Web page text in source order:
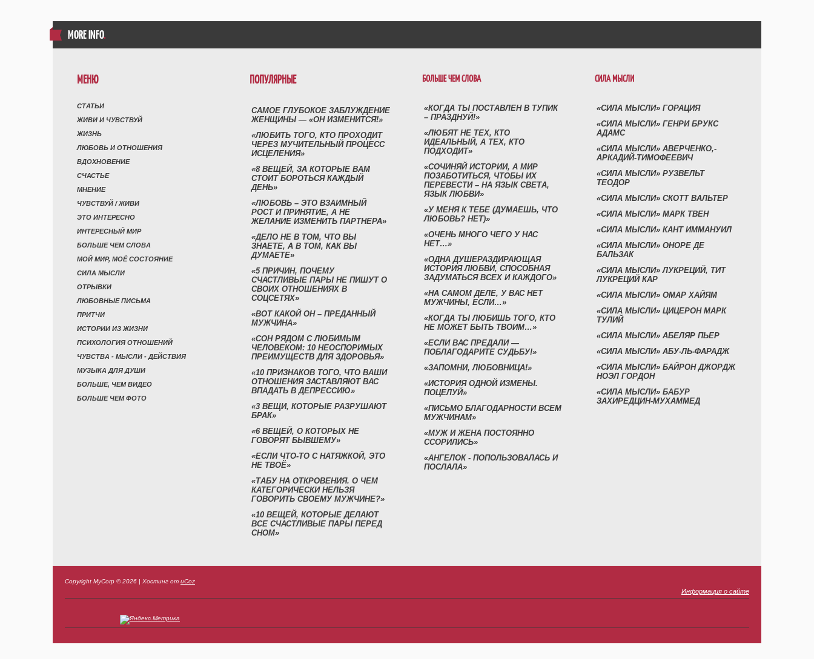
MORE INFO.
МЕНЮ
СТАТЬИ
ЖИВИ И ЧУВСТВУЙ
ЖИЗНЬ
ЛЮБОВЬ И ОТНОШЕНИЯ
ВДОХНОВЕНИЕ
СЧАСТЬЕ
МНЕНИЕ
ЧУВСТВУЙ / ЖИВИ
ЭТО ИНТЕРЕСНО
ИНТЕРЕСНЫЙ МИР
БОЛЬШЕ ЧЕМ СЛОВА
МОЙ МИР, МОЁ СОСТОЯНИЕ
СИЛА МЫСЛИ
ОТРЫВКИ
ЛЮБОВНЫЕ ПИСЬМА
ПРИТЧИ
ИСТОРИИ ИЗ ЖИЗНИ
ПСИХОЛОГИЯ ОТНОШЕНИЙ
ЧУВСТВА - МЫСЛИ - ДЕЙСТВИЯ
МУЗЫКА ДЛЯ ДУШИ
БОЛЬШЕ, ЧЕМ ВИДЕО
БОЛЬШЕ ЧЕМ ФОТО
ПОПУЛЯРНЫЕ
САМОЕ ГЛУБОКОЕ ЗАБЛУЖДЕНИЕ
ЖЕНЩИНЫ — «ОН ИЗМЕНИТСЯ!»
«ЛЮБИТЬ ТОГО, КТО ПРОХОДИТ
ЧЕРЕЗ МУЧИТЕЛЬНЫЙ ПРОЦЕСС
ИСЦЕЛЕНИЯ»
«8 ВЕЩЕЙ, ЗА КОТОРЫЕ ВАМ
СТОИТ БОРОТЬСЯ КАЖДЫЙ
ДЕНЬ»
«ЛЮБОВЬ – ЭТО ВЗАИМНЫЙ
РОСТ И ПРИНЯТИЕ, А НЕ
ЖЕЛАНИЕ ИЗМЕНИТЬ ПАРТНЕРА»
«ДЕЛО НЕ В ТОМ, ЧТО ВЫ
ЗНАЕТЕ, А В ТОМ, КАК ВЫ
ДУМАЕТЕ»
«5 ПРИЧИН, ПОЧЕМУ
СЧАСТЛИВЫЕ ПАРЫ НЕ ПИШУТ О
СВОИХ ОТНОШЕНИЯХ В
СОЦСЕТЯХ»
«ВОТ КАКОЙ ОН – ПРЕДАННЫЙ
МУЖЧИНА»
«СОН РЯДОМ С ЛЮБИМЫМ
ЧЕЛОВЕКОМ: 10 НЕОСПОРИМЫХ
ПРЕИМУЩЕСТВ ДЛЯ ЗДОРОВЬЯ»
«10 ПРИЗНАКОВ ТОГО, ЧТО ВАШИ
ОТНОШЕНИЯ ЗАСТАВЛЯЮТ ВАС
ВПАДАТЬ В ДЕПРЕССИЮ»
«3 ВЕЩИ, КОТОРЫЕ РАЗРУШАЮТ
БРАК»
«6 ВЕЩЕЙ, О КОТОРЫХ НЕ
ГОВОРЯТ БЫВШЕМУ»
«ЕСЛИ ЧТО-ТО С НАТЯЖКОЙ, ЭТО
НЕ ТВОЁ»
«ТАБУ НА ОТКРОВЕНИЯ. О ЧЕМ
КАТЕГОРИЧЕСКИ НЕЛЬЗЯ
ГОВОРИТЬ СВОЕМУ МУЖЧИНЕ?»
«10 ВЕЩЕЙ, КОТОРЫЕ ДЕЛАЮТ
ВСЕ СЧАСТЛИВЫЕ ПАРЫ ПЕРЕД
СНОМ»
БОЛЬШЕ ЧЕМ СЛОВА
«КОГДА ТЫ ПОСТАВЛЕН В ТУПИК
– ПРАЗДНУЙ!»
«ЛЮБЯТ НЕ ТЕХ, КТО
ИДЕАЛЬНЫЙ, А ТЕХ, КТО
ПОДХОДИТ»
«СОЧИНЯЙ ИСТОРИИ, А МИР
ПОЗАБОТИТЬСЯ, ЧТОБЫ ИХ
ПЕРЕВЕСТИ – НА ЯЗЫК СВЕТА,
ЯЗЫК ЛЮБВИ»
«У МЕНЯ К ТЕБЕ (ДУМАЕШЬ, ЧТО
ЛЮБОВЬ? НЕТ)»
«ОЧЕНЬ МНОГО ЧЕГО У НАС
НЕТ…»
«ОДНА ДУШЕРАЗДИРАЮЩАЯ
ИСТОРИЯ ЛЮБВИ, СПОСОБНАЯ
ЗАДУМАТЬСЯ ВСЕХ И КАЖДОГО»
«НА САМОМ ДЕЛЕ, У ВАС НЕТ
МУЖЧИНЫ, ЕСЛИ…»
«КОГДА ТЫ ЛЮБИШЬ ТОГО, КТО
НЕ МОЖЕТ БЫТЬ ТВОИМ…»
«ЕСЛИ ВАС ПРЕДАЛИ —
ПОБЛАГОДАРИТЕ СУДЬБУ!»
«ЗАПОМНИ, ЛЮБОВНИЦА!»
«ИСТОРИЯ ОДНОЙ ИЗМЕНЫ.
ПОЦЕЛУЙ»
«ПИСЬМО БЛАГОДАРНОСТИ ВСЕМ
МУЖЧИНАМ»
«МУЖ И ЖЕНА ПОСТОЯННО
ССОРИЛИСЬ»
«АНГЕЛОК - ПОПОЛЬЗОВАЛАСЬ И
ПОСЛАЛА»
СИЛА МЫСЛИ
«СИЛА МЫСЛИ» ГОРАЦИЯ
«СИЛА МЫСЛИ» ГЕНРИ БРУКС
АДАМС
«СИЛА МЫСЛИ» АВЕРЧЕНКО,-
АРКАДИЙ-ТИМОФЕЕВИЧ
«СИЛА МЫСЛИ» РУЗВЕЛЬТ
ТЕОДОР
«СИЛА МЫСЛИ» СКОТТ ВАЛЬТЕР
«СИЛА МЫСЛИ» МАРК ТВЕН
«СИЛА МЫСЛИ» КАНТ ИММАНУИЛ
«СИЛА МЫСЛИ» ОНОРЕ ДЕ
БАЛЬЗАК
«СИЛА МЫСЛИ» ЛУКРЕЦИЙ, ТИТ
ЛУКРЕЦИЙ КАР
«СИЛА МЫСЛИ» ОМАР ХАЙЯМ
«СИЛА МЫСЛИ» ЦИЦЕРОН МАРК
ТУЛИЙ
«СИЛА МЫСЛИ» АБЕЛЯР ПЬЕР
«СИЛА МЫСЛИ» АБУ-ЛЬ-ФАРАДЖ
«СИЛА МЫСЛИ» БАЙРОН ДЖОРДЖ
НОЭЛ ГОРДОН
«СИЛА МЫСЛИ» БАБУР
ЗАХИРЕДЦИН-МУХАММЕД
Copyright MyCorp © 2026 | Хостинг от uCoz
Информация о сайте